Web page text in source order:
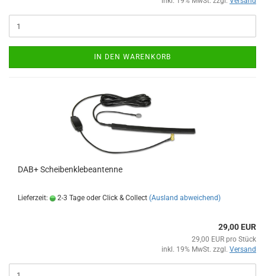
IN DEN WARENKORB
DAB+ Scheibenklebeantenne
Lieferzeit: 2-3 Tage oder Click & Collect (Ausland abweichend)
29,00 EUR
29,00 EUR pro Stück
inkl. 19% MwSt. zzgl. Versand